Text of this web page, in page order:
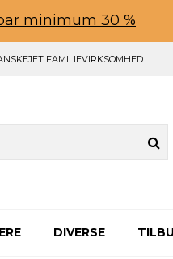
minimum 30 %
FAMILIEVIRKSOMHED
DIVERSE